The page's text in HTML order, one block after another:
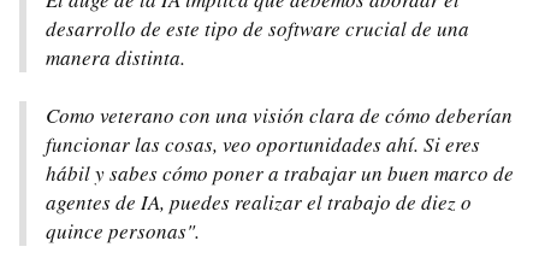
desarrollo de este tipo de software crucial de una
manera distinta.
Como veterano con una visión clara de cómo deberían
funcionar las cosas, veo oportunidades ahí. Si eres
hábil y sabes cómo poner a trabajar un buen marco de
agentes de IA, puedes realizar el trabajo de diez o
quince personas".